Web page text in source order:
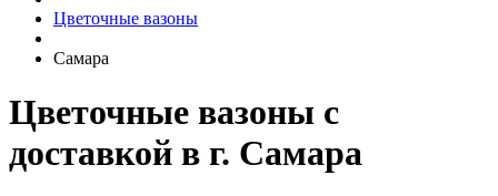
Цветочные вазоны
Самара
Цветочные вазоны с
доставкой в г. Самара